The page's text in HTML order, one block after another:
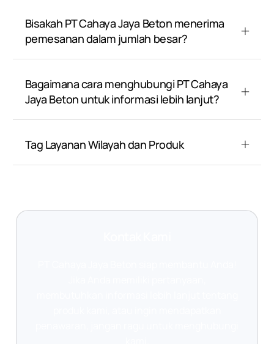
Bisakah PT Cahaya Jaya Beton menerima
pemesanan dalam jumlah besar?
Bagaimana cara menghubungi PT Cahaya
Jaya Beton untuk informasi lebih lanjut?
Tag Layanan Wilayah dan Produk